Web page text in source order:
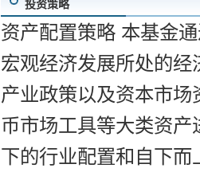
投资策略
资产配置策略 本基金
宏观经济发展所处的
产业政策以及资本市
币市场工具等大类资
下的行业配置和自下